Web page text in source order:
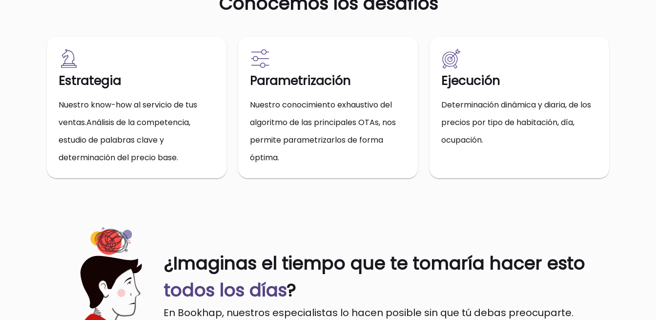
Estrategia
Nuestro know-how al servicio de tus
ventas.Análisis de la competencia,
estudio de palabras clave y
determinación del precio base.
Parametrización
Nuestro conocimiento exhaustivo del
algoritmo de las principales OTAs, nos
permite parametrizarlos de forma
óptima.
Ejecución
Determinación dinámica y diaria, de los
precios por tipo de habitación, día,
ocupación.
¿Imaginas el tiempo que te tomaría hacer esto
todos los días?
En Bookhap, nuestros especialistas lo hacen posible sin que tú debas preocuparte.